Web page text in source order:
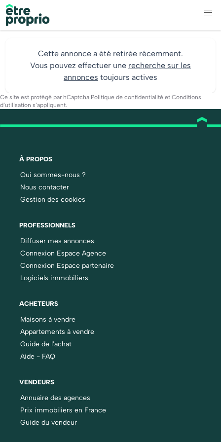
Cette annonce a été retirée récemment.
Vous pouvez effectuer une recherche sur les
annonces toujours actives
Ce site est protégé par hCaptcha Politique de confidentialité et Conditions
d’utilisation s’appliquent.
À PROPOS
Qui sommes-nous ?
Nous contacter
Gestion des cookies
PROFESSIONNELS
Diffuser mes annonces
Connexion Espace Agence
Connexion Espace partenaire
Logiciels immobiliers
ACHETEURS
Maisons à vendre
Appartements à vendre
Guide de l'achat
Aide - FAQ
VENDEURS
Annuaire des agences
Prix immobiliers en France
Guide du vendeur